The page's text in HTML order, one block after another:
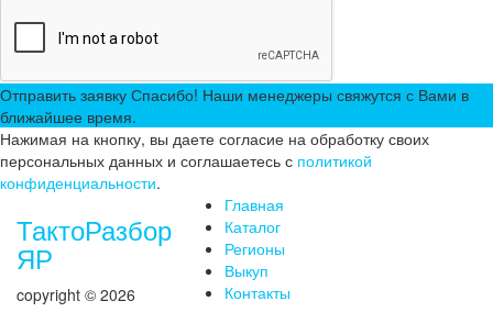
Отправить заявку Спасибо! Наши менеджеры свяжутся с Вами в
ближайшее время.
Нажимая на кнопку, вы даете согласие на обработку своих
персональных данных и соглашаетесь с политикой
конфиденциальности.
ТактоРазбор
ЯР
copyright © 2026
Главная
Каталог
Регионы
Выкуп
Контакты